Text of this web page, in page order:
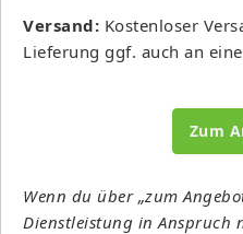
Versand: Kostenloser
Lieferung ggf. auch an
Zum
Wenn du über „zum
Dienstleistung in